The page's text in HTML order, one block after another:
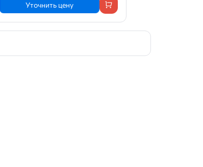
Уточнить цену